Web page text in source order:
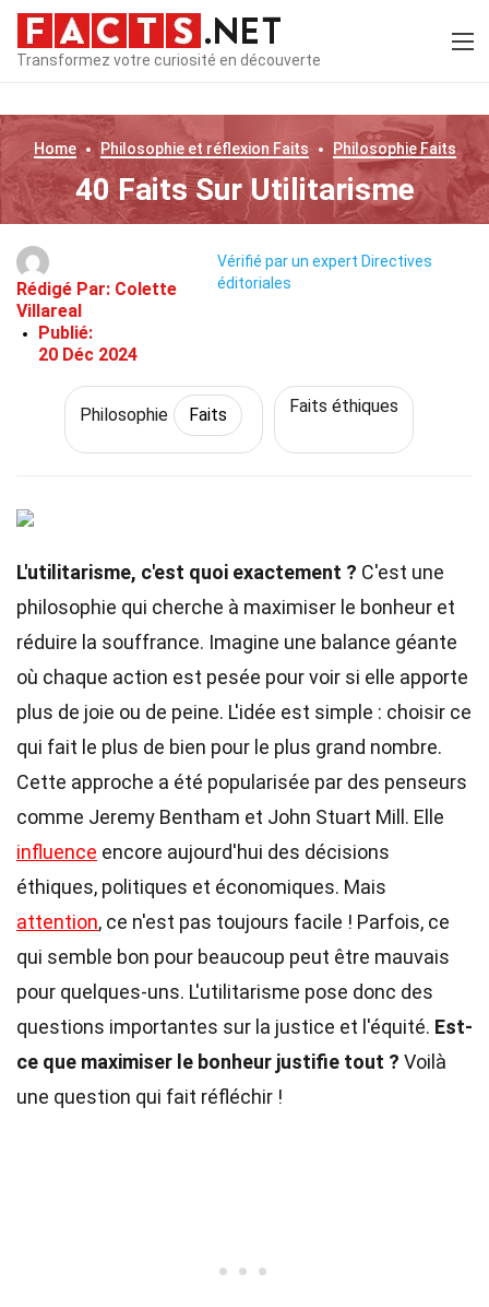
Transformez votre curiosité en découverte
Home Philosophie et réflexion Faits PhilosophieFaits
40 Faits Sur Utilitarisme
Rédigé Par: Colette
Villareal
Publié:
20 Déc 2024
Vérifié par un expert Directives
éditoriales
Philosophie Faits Faits éthiques
L'utilitarisme, c'est quoi exactement ? C'est une
philosophie qui cherche à maximiser le bonheur et
réduire la souffrance. Imagine une balance géante
où chaque action est pesée pour voir si elle apporte
plus de joie ou de peine. L'idée est simple : choisir ce
qui fait le plus de bien pour le plus grand nombre.
Cette approche a été popularisée par des penseurs
comme Jeremy Bentham et John Stuart Mill. Elle
influence encore aujourd'hui des décisions
éthiques, politiques et économiques. Mais
attention, ce n'est pas toujours facile ! Parfois, ce
qui semble bon pour beaucoup peut être mauvais
pour quelques-uns. L'utilitarisme pose donc des
questions importantes sur la justice et l'équité. Est-
ce que maximiser le bonheur justifie tout ? Voilà
une question qui fait réfléchir !